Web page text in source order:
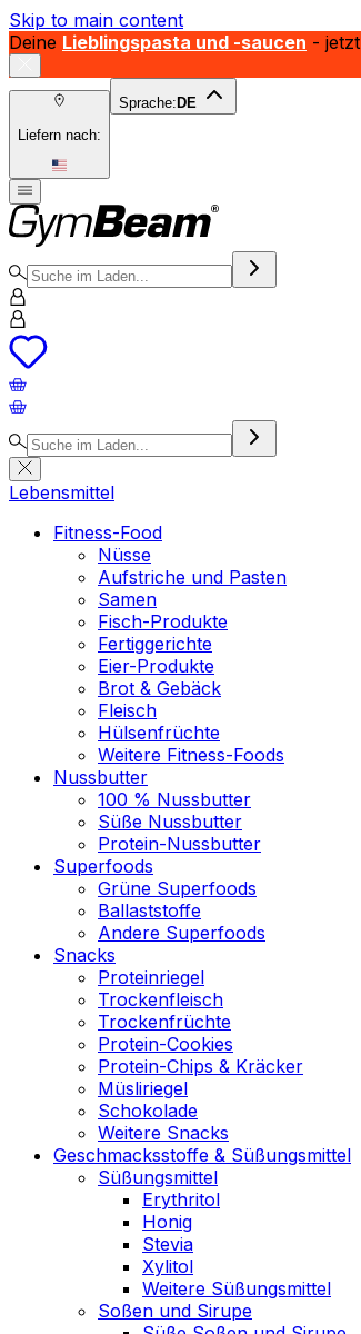
Skip to main content
Deine Lieblingspasta und -saucen - jetzt
Liefern nach:
Sprache: DE
Lebensmittel
Fitness-Food
Nüsse
Aufstriche und Pasten
Samen
Fisch-Produkte
Fertiggerichte
Eier-Produkte
Brot & Gebäck
Fleisch
Hülsenfrüchte
Weitere Fitness-Foods
Nussbutter
100 % Nussbutter
Süße Nussbutter
Protein-Nussbutter
Superfoods
Grüne Superfoods
Ballaststoffe
Andere Superfoods
Snacks
Proteinriegel
Trockenfleisch
Trockenfrüchte
Protein-Cookies
Protein-Chips & Kräcker
Müsliriegel
Schokolade
Weitere Snacks
Geschmacksstoffe & Süßungsmittel
Süßungsmittel
Erythritol
Honig
Stevia
Xylitol
Weitere Süßungsmittel
Soßen und Sirupe